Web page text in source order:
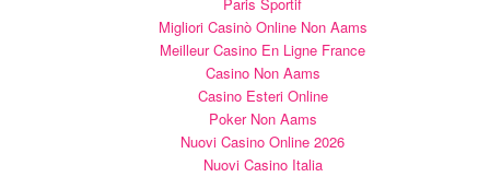
Migliori Casinò Online Non Aams
Meilleur Casino En Ligne France
Casino Non Aams
Casino Esteri Online
Poker Non Aams
Nuovi Casino Online 2026
Nuovi Casino Italia